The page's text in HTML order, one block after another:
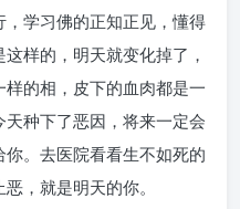
学习佛的正知正见，懂得
样的，明天就变化掉了，
的相，皮下的血肉都是一
种下了恶因，将来一定会
。去医院看看生不如死的
，就是明天的你。